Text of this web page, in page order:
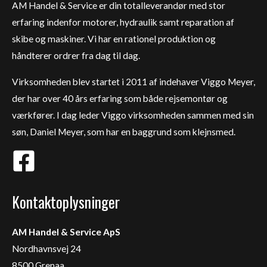
AM Handel & Service er din totalleverandør med stor
erfaring indenfor motorer, hydraulik samt reparation af
skibe og maskiner. Vi har en rationel produktion og
håndterer ordrer fra dag til dag.
Virksomheden blev startet i 2011 af indehaver Viggo Meyer,
der har over 40 års erfaring som både rejsemontør og
værkfører. I dag leder Viggo virksomheden sammen med sin
søn, Daniel Meyer, som har en baggrund som klejnsmed.
Kontaktoplysninger
AM Handel & Service ApS
Nordhavnsvej 24